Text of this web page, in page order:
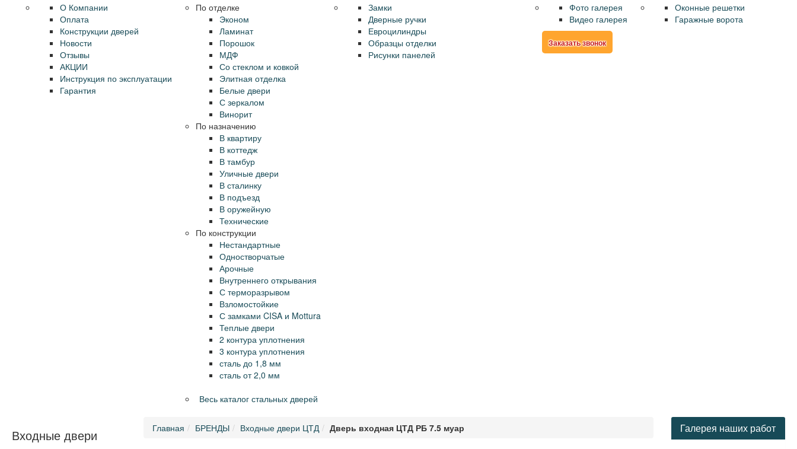
О Компании
Оплата
Конструкции дверей
Новости
Отзывы
АКЦИИ
Инструкция по эксплуатации
Гарантия
По отделке
Эконом
Ламинат
Порошок
МДФ
Со стеклом и ковкой
Элитная отделка
Белые двери
С зеркалом
Винорит
По назначению
В квартиру
В коттедж
В тамбур
Уличные двери
В сталинку
В подъезд
В оружейную
Технические
По конструкции
Нестандартные
Одностворчатые
Арочные
Внутреннего открывания
С терморазрывом
Взломостойкие
С замками CISA и Mottura
Теплые двери
2 контура уплотнения
3 контура уплотнения
сталь до 1,8 мм
сталь от 2,0 мм
Весь каталог стальных дверей
Замки
Дверные ручки
Евроцилиндры
Образцы отделки
Рисунки панелей
Фото галерея
Видео галерея
Оконные решетки
Гаражные ворота
Заказать звонок
Входные двери Главная БРЕНДЫ Входные двери ЦТД Дверь входная ЦТД РБ 7.5 муар Галерея наших работ